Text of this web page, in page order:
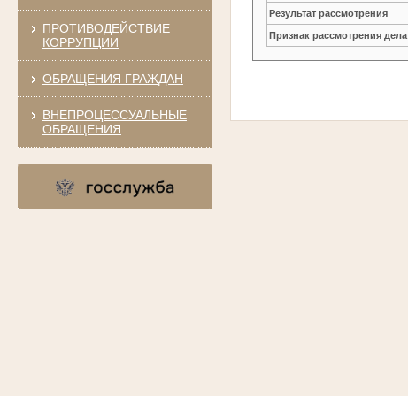
ПРОТИВОДЕЙСТВИЕ
КОРРУПЦИИ
ОБРАЩЕНИЯ ГРАЖДАН
ВНЕПРОЦЕССУАЛЬНЫЕ
ОБРАЩЕНИЯ
Результат рассмотрения
Признак рассмотрения дела